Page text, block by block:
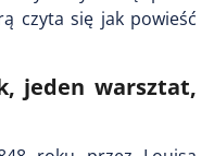
czyta się jak powieść
jeden warsztat,